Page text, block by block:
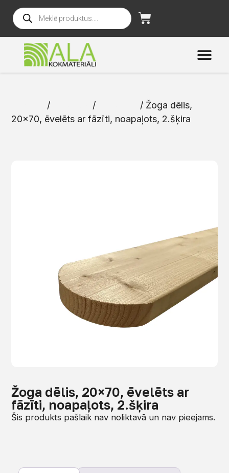
/ /
/ Žoga dēlis,
20×70, ēvelēts ar fāzīti, noapaļots, 2.šķira
Žoga dēlis, 20×70, ēvelēts ar
fāzīti, noapaļots, 2.šķira
Šis produkts pašlaik nav noliktavā un nav pieejams.